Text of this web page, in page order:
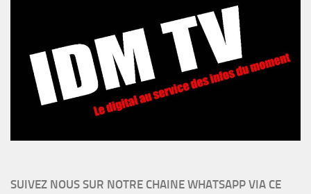
SUIVEZ NOUS SUR NOTRE CHAINE WHATSAPP VIA CE